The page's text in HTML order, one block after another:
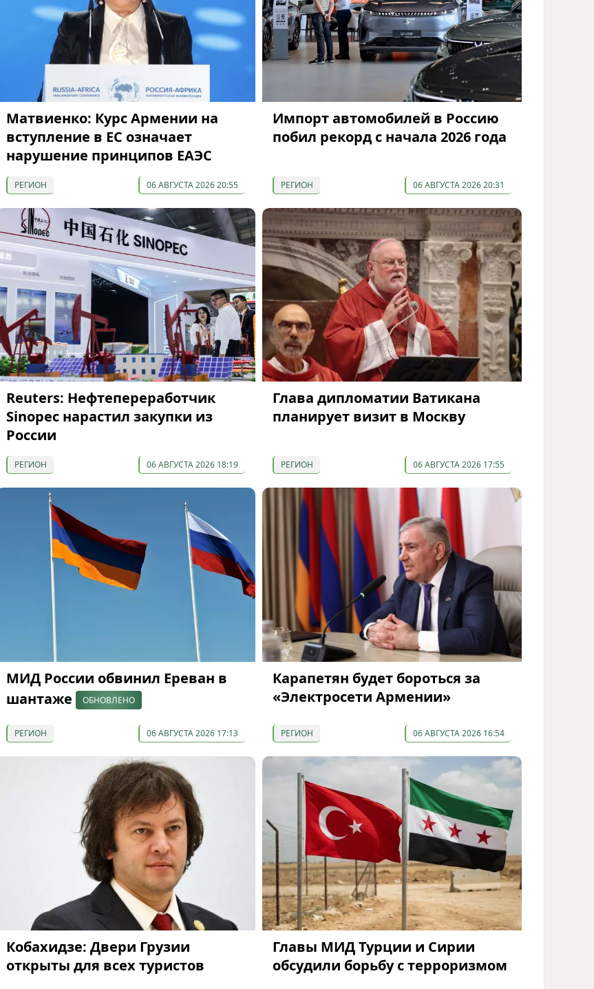
Матвиенко: Курс Армении на
вступление в ЕС означает
нарушение принципов ЕАЭС
РЕГИОН 06 АВГУСТА 2026 20:55
Импорт автомобилей в Россию
побил рекорд с начала 2026 года
РЕГИОН 06 АВГУСТА 2026 20:31
Reuters: Нефтепереработчик
Sinopec нарастил закупки из
России
РЕГИОН 06 АВГУСТА 2026 18:19
Глава дипломатии Ватикана
планирует визит в Москву
РЕГИОН 06 АВГУСТА 2026 17:55
МИД России обвинил Ереван в
шантаже
ОБНОВЛЕНО
РЕГИОН 06 АВГУСТА 2026 17:13
Карапетян будет бороться за
«Электросети Армении»
РЕГИОН 06 АВГУСТА 2026 16:54
Кобахидзе: Двери Грузии
открыты для всех туристов
Главы МИД Турции и Сирии
обсудили борьбу с терроризмом